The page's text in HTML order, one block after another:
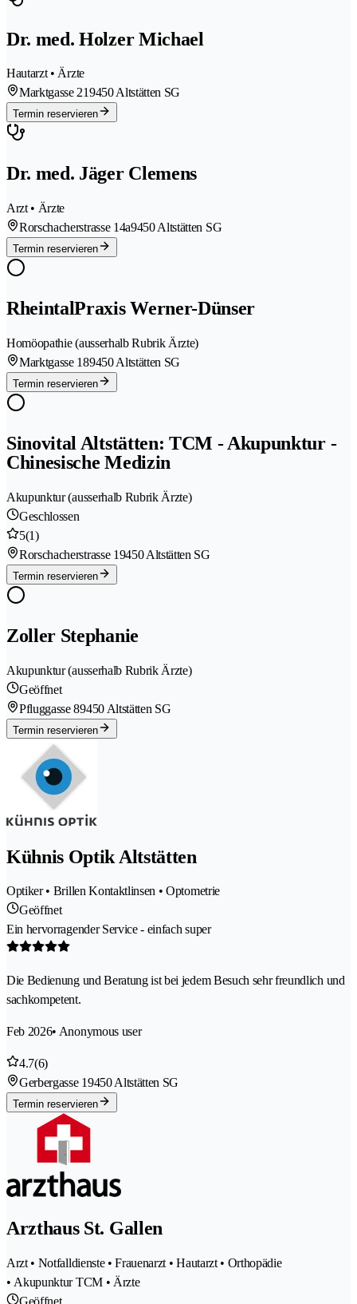
Dr. med. Holzer Michael
Hautarzt • Ärzte
Marktgasse 219450 Altstätten SG
Termin reservieren
Dr. med. Jäger Clemens
Arzt • Ärzte
Rorschacherstrasse 14a9450 Altstätten SG
Termin reservieren
RheintalPraxis Werner-Dünser
Homöopathie (ausserhalb Rubrik Ärzte)
Marktgasse 189450 Altstätten SG
Termin reservieren
Sinovital Altstätten: TCM - Akupunktur -
Chinesische Medizin
Akupunktur (ausserhalb Rubrik Ärzte)
Geschlossen
5(1)
Rorschacherstrasse 19450 Altstätten SG
Termin reservieren
Zoller Stephanie
Akupunktur (ausserhalb Rubrik Ärzte)
Geöffnet
Pfluggasse 89450 Altstätten SG
Termin reservieren
Kühnis Optik Altstätten
Optiker • Brillen Kontaktlinsen • Optometrie
Geöffnet
Ein hervorragender Service - einfach super
Die Bedienung und Beratung ist bei jedem Besuch sehr freundlich und
sachkompetent.
Feb 2026• Anonymous user
4.7(6)
Gerbergasse 19450 Altstätten SG
Termin reservieren
Arzthaus St. Gallen
Arzt • Notfalldienste • Frauenarzt • Hautarzt • Orthopädie
• Akupunktur TCM • Ärzte